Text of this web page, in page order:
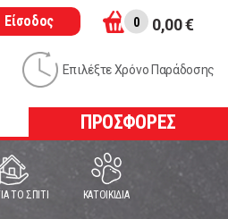
Είσοδος 0 0,00 €
Επιλέξτε Χρόνο Παράδοσης
ΠΡΟΣΦΟΡΕΣ
ΤΟ ΣΠΙΤΙ ΚΑΤΟΙΚΙΔΙΑ